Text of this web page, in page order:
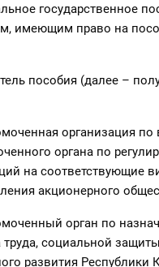
государственное
имеющим право на
пособия (далее –
организация
органа по
на соответствующие
акционерного
орган по
труда, социальной
развития Республики